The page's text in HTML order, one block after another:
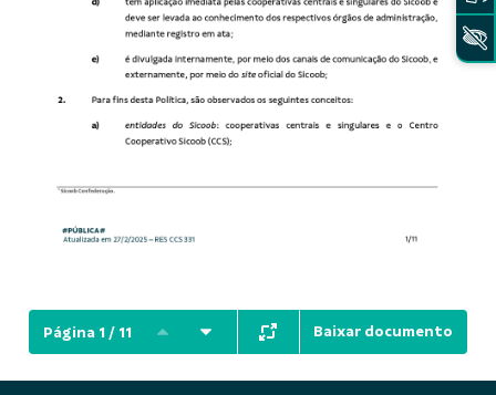
Página 1 / 11 Baixar documento